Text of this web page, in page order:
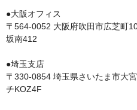
●大阪オフィス
〒564-0052 大阪府吹田市広芝町
坂南412
●埼玉支店
〒330-0854 埼玉県さいたま市大
チKOZ4F